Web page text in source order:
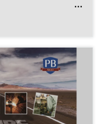
支援など
を目指して～